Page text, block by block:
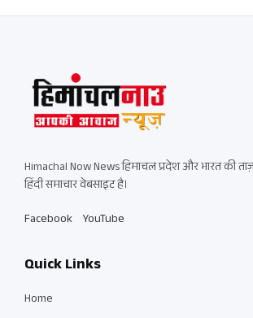
Himachal Now News हिमाचल प्रदेश और भारत की
हिंदी समाचार वेबसाइट है।
Facebook YouTube
Quick Links
Home